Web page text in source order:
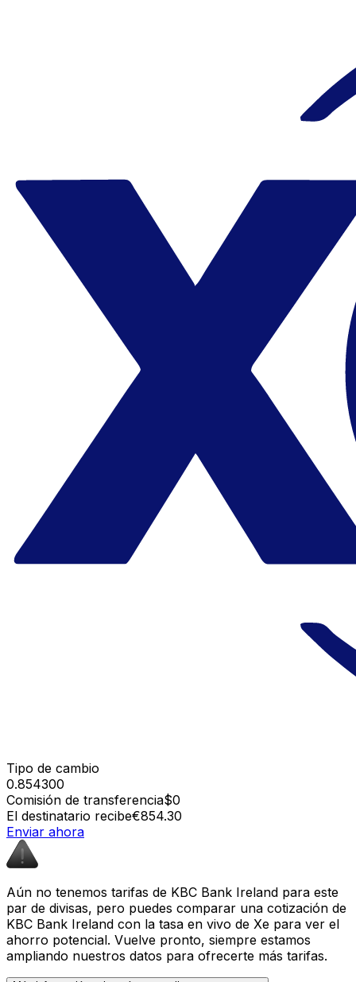
Tipo de cambio
0.854300
Comisión de transferencia$0
El destinatario recibe€854.30
Enviar ahora
Aún no tenemos tarifas de KBC Bank Ireland para este
par de divisas, pero puedes comparar una cotización de
KBC Bank Ireland con la tasa en vivo de Xe para ver el
ahorro potencial. Vuelve pronto, siempre estamos
ampliando nuestros datos para ofrecerte más tarifas.